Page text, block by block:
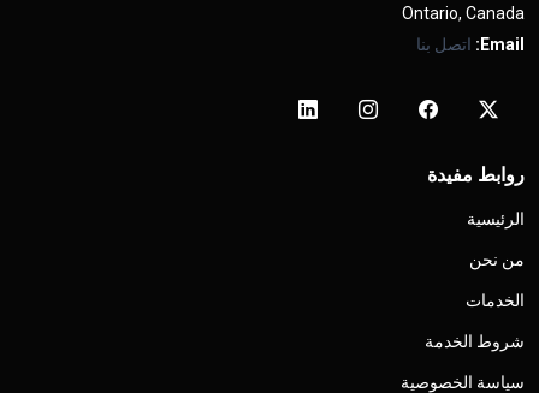
Ontario, Canada
Email: اتصل بنا
روابط مفيدة
الرئيسية
من نحن
الخدمات
شروط الخدمة
سياسة الخصوصية